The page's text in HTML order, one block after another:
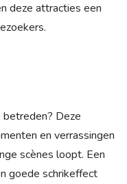
deze attracties een
Deze
en verrassingen
scènes loopt. Een
goede schrikeffect